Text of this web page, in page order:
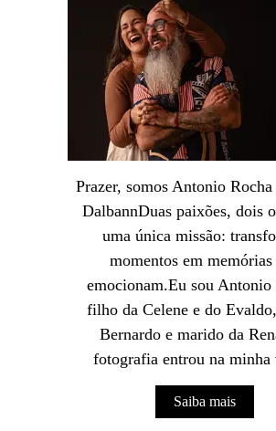
Prazer, somos Antonio Rocha
DalbannDuas paixões, dois
uma única missão:
momentos em memórias
emocionam.Eu sou Antonio
filho da Celene e do
Bernardo e marido da
fotografia entrou na minha
Saiba mais